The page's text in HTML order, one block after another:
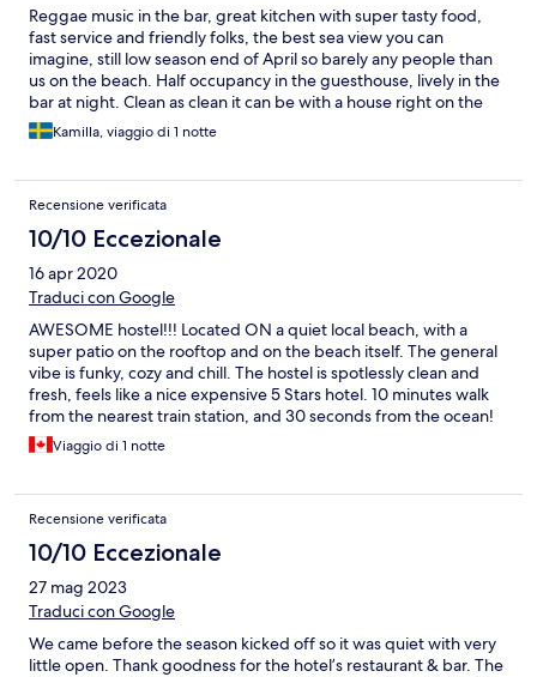
Reggae music in the bar, great kitchen with super tasty food,
fast service and friendly folks, the best sea view you can
imagine, still low season end of April so barely any people than
us on the beach. Half occupancy in the guesthouse, lively in the
bar at night. Clean as clean it can be with a house right on the
beach. A perfect combination of all things good in life. ありがと
うございました, Familiar! We will surely return.
Kamilla, viaggio di 1 notte
Recensione verificata
10/10 Eccezionale
16 apr 2020
Traduci con Google
AWESOME hostel!!! Located ON a quiet local beach, with a
super patio on the rooftop and on the beach itself. The general
vibe is funky, cozy and chill. The hostel is spotlessly clean and
fresh, feels like a nice expensive 5 Stars hotel. 10 minutes walk
from the nearest train station, and 30 seconds from the ocean!
Most importantly - The hostel owner and the staff are beyond
fantastic, treated me like their own friend and next thing we
great time, owning the entire beach to ourselves for the rest of
the night.....it was magical! Coming to stay at Beach Side Village
is a destination itself, I will be back again with friends just to stay
here again! Thank you for the genuine hospitality :)
Viaggio di 1 notte
Recensione verificata
10/10 Eccezionale
27 mag 2023
Traduci con Google
We came before the season kicked off so it was quiet with very
little open. Thank goodness for the hotel’s restaurant & bar. The